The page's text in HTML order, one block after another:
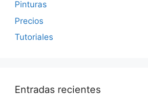
Pinturas
Precios
Tutoriales
Entradas recientes